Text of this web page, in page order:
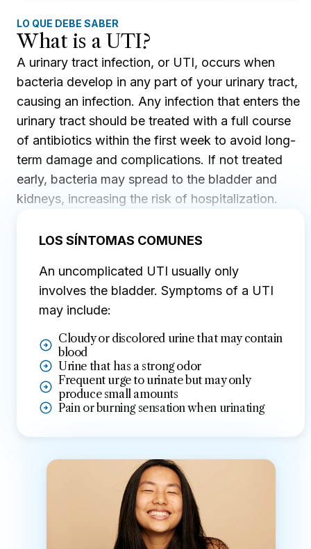
LO QUE DEBE SABER
What is a UTI?
A urinary tract infection, or UTI, occurs when
bacteria develop in any part of your urinary tract,
causing an infection. Any infection that enters the
urinary tract should be treated with a full course
of antibiotics within the first week to avoid long-
term damage and complications. If not treated
early, bacteria may spread to the bladder and
kidneys, increasing the risk of hospitalization.
LOS SÍNTOMAS COMUNES
An uncomplicated UTI usually only
involves the bladder. Symptoms of a UTI
may include:
Cloudy or discolored urine that may contain
blood
Urine that has a strong odor
Frequent urge to urinate but may only
produce small amounts
Pain or burning sensation when urinating